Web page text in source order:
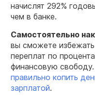
начислят 292%
чем в банке.
Самостоятельно
вы сможете
переплат по
финансовую
правильно копить
зарплатой.